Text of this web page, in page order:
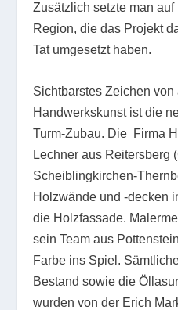
Zusätzlich setzte man
Region, die das Projekt
Tat umgesetzt haben.
Sichtbarstes Zeichen
Handwerkskunst ist die
Turm-Zubau. Die Firma
Lechner aus Reitersberg
Scheiblingkirchen-
Holzwände und -decken
die Holzfassade.
sein Team aus
Farbe ins Spiel.
Bestand sowie die
wurden von der Erich